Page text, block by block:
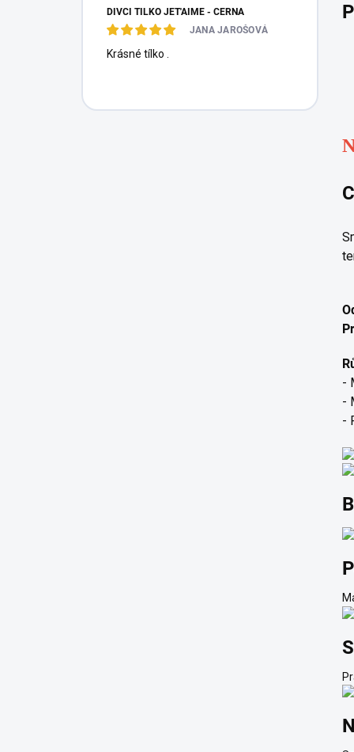
DÍVČÍ TÍLKO JET'AIME - ČERNÁ
JANA JAROŠOVÁ
Krásné tílko .
-
-
-